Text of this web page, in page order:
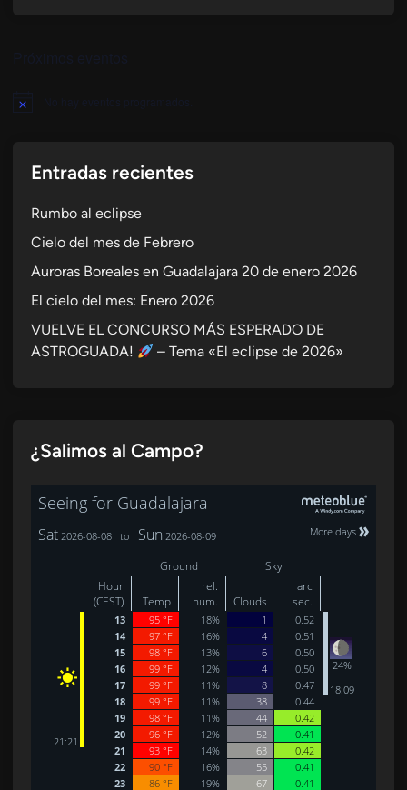
Aviso
Entradas recientes
Rumbo al eclipse
Cielo del mes de Febrero
Auroras Boreales en Guadalajara 20 de enero 2026
El cielo del mes: Enero 2026
VUELVE EL CONCURSO MÁS ESPERADO DE
ASTROGUADA!
– Tema «El eclipse de 2026»
¿Salimos al Campo?